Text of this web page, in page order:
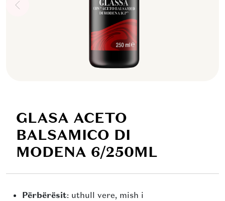
GLASA ACETO
BALSAMICO DI
MODENA 6/250ML
Përbërësit: uthull vere, mish i